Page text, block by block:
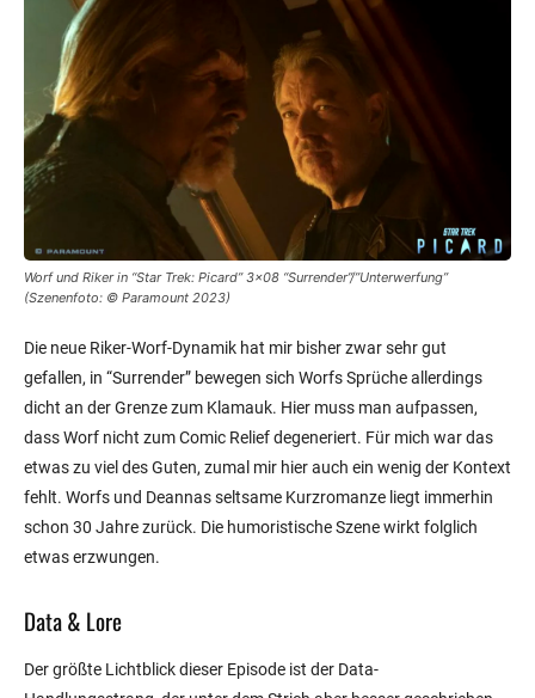
Worf und Riker in “Star Trek: Picard” 3×08 “Surrender”/”Unterwerfung”
(Szenenfoto: © Paramount 2023)
Die neue Riker-Worf-Dynamik hat mir bisher zwar sehr gut
gefallen, in “Surrender” bewegen sich Worfs Sprüche allerdings
dicht an der Grenze zum Klamauk. Hier muss man aufpassen,
dass Worf nicht zum Comic Relief degeneriert. Für mich war das
etwas zu viel des Guten, zumal mir hier auch ein wenig der Kontext
fehlt. Worfs und Deannas seltsame Kurzromanze liegt immerhin
schon 30 Jahre zurück. Die humoristische Szene wirkt folglich
etwas erzwungen.
Data & Lore
Der größte Lichtblick dieser Episode ist der Data-